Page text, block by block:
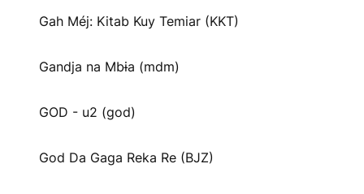
Gah Méj: Kitab Kuy Temiar (KKT)
Gandja na Mbɨa (mdm)
GOD - u2 (god)
God Da Gaga Reka Re (BJZ)